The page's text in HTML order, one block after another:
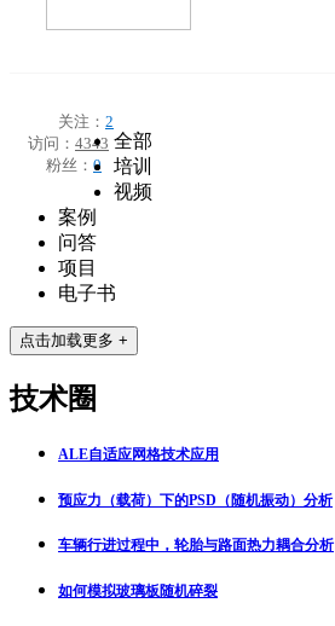
关注： 2
访问： 4343
粉丝： 0
全部
培训
视频
案例
问答
项目
电子书
点击加载更多 +
技术圈
ALE自适应网格技术应用
预应力（载荷）下的PSD（随机振动）分析
车辆行进过程中，轮胎与路面热力耦合分析
如何模拟玻璃板随机碎裂